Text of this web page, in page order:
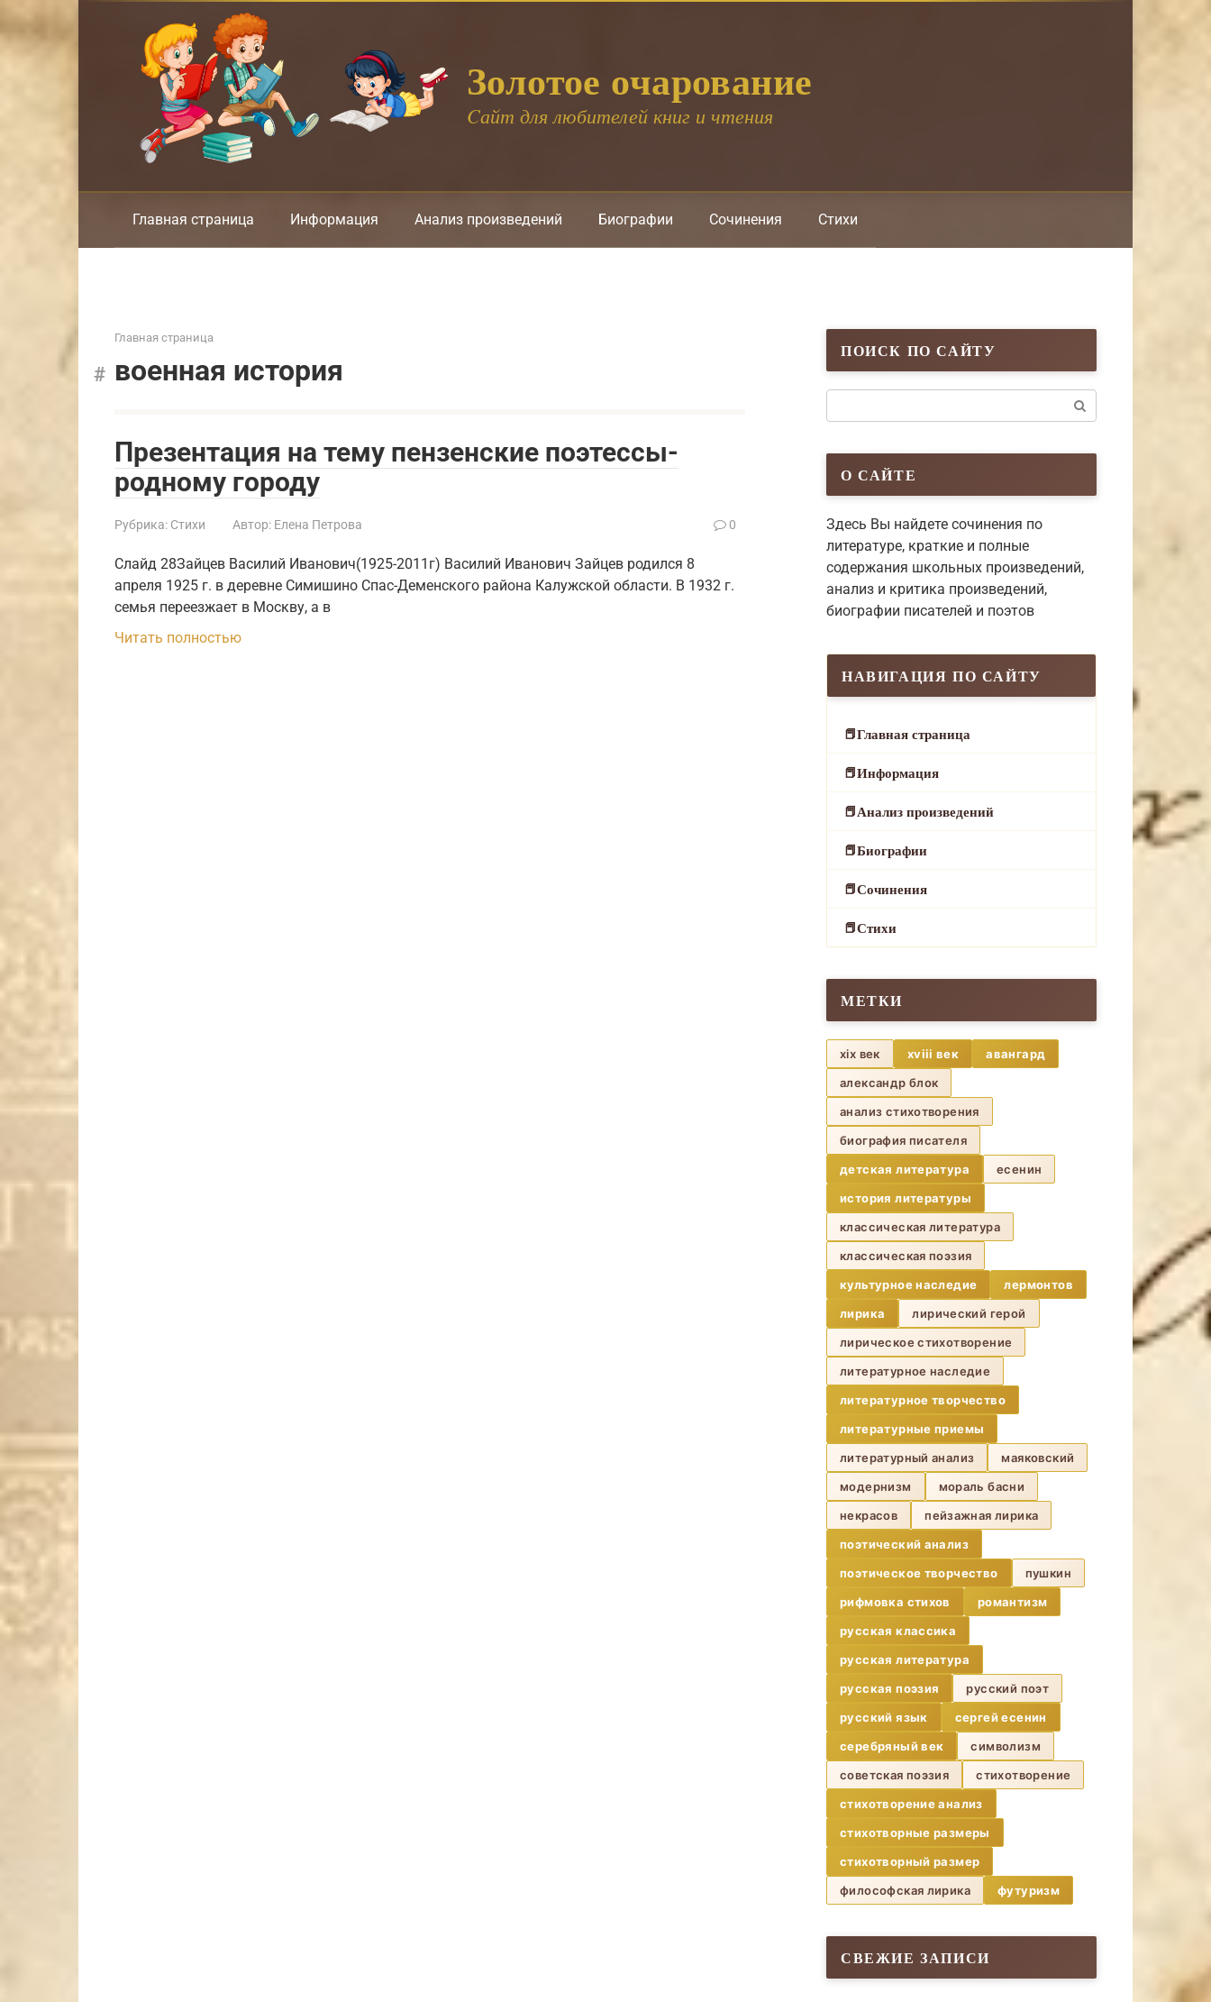
к
Золотое очарование
Cайт для любителей книг и чтения
Главная страница Информация Анализ произведений Биографии Сочинения Стихи
Главная страница
военная история
Презентация на тему пензенские поэтессы-
родному городу
Рубрика: Стихи Автор: Елена Петрова 0
Слайд 28Зайцев Василий Иванович(1925-2011г) Василий Иванович Зайцев родился 8
апреля 1925 г. в деревне Симишино Спас-Деменского района Калужской области. В 1932 г.
семья переезжает в Москву, а в
Читать полностью
ПОИСК ПО САЙТУ
О САЙТЕ
Здесь Вы найдете сочинения по
литературе, краткие и полные
содержания школьных произведений,
анализ и критика произведений,
биографии писателей и поэтов
НАВИГАЦИЯ ПО САЙТУ
Главная страница
Информация
Анализ произведений
Биографии
Сочинения
Стихи
МЕТКИ
xix век xviii век
авангард
александр блок
анализ стихотворения
биография писателя
детская литература
есенин
история литературы
классическая литература
классическая поэзия
культурное наследие
лермонтов
лирика
лирический герой
лирическое стихотворение
литературное наследие
литературное творчество
литературные приемы
литературный анализ
маяковский
модернизм
мораль басни
некрасов
пейзажная лирика
поэтический анализ
поэтическое творчество
пушкин
рифмовка стихов
романтизм
русская классика
русская литература
русская поэзия
русский поэт
русский язык
сергей есенин
серебряный век
символизм
советская поэзия
стихотворение
стихотворение анализ
стихотворные размеры
стихотворный размер
философская лирика
футуризм
СВЕЖИЕ ЗАПИСИ